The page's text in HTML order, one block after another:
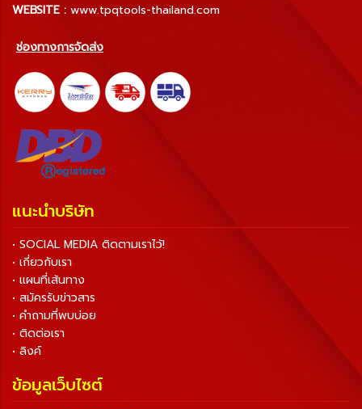
WEBSITE : www.tpqtools-thailand.com
ช่องทางการจัดส่ง
แนะนำบริษัท
• SOCIAL MEDIA ติดตามเราไว้!
• เกี่ยวกับเรา
• แผนที่เส้นทาง
• สมัครรับข่าวสาร
• คำถามที่พบบ่อย
• ติดต่อเรา
• ลิงค์
ข้อมูลเว็บไซต์